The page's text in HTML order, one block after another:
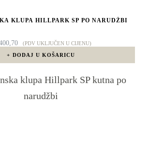
KLUPA HILLPARK SP PO NARUDŽBI
(PDV UKLJUČEN U CIJENU)
DODAJ U KOŠARICU